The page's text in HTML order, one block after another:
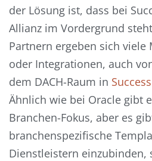
der Lösung ist, dass bei
Allianz im Vordergrund
Partnern ergeben sich viele
oder Integrationen, auch
dem DACH-Raum in
Ähnlich wie bei Oracle gibt
Branchen-Fokus, aber es
branchenspezifische
Dienstleistern einzubinden,